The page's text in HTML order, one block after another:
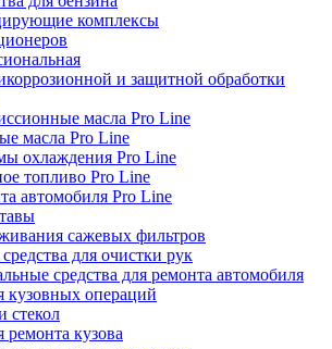
комплексы
и защитной обработки
масла Pro Line
масла Pro Line
охлаждения Pro Line
топливо Pro Line
автомобиля Pro Line
сажевых фильтров
для очистки рук
средства для ремонта автомобиля
кузовных операций
стекол
кузова